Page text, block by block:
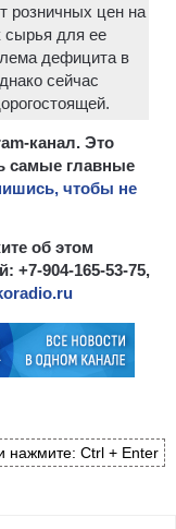
розничных цен на
сырья для ее
дефицита в
сейчас
канал. Это
самые главные
чтобы не
об этом
+7-904-165-53-75,
нажмите: Ctrl + Enter